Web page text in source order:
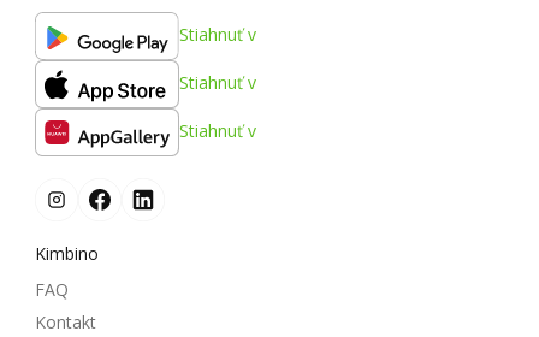
Stiahnuť v
Stiahnuť v
Stiahnuť v
Kimbino
FAQ
Kontakt